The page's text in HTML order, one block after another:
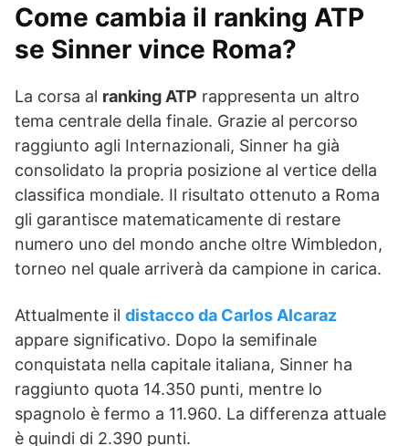
Come cambia il ranking ATP
se Sinner vince Roma?
La corsa al ranking ATP rappresenta un altro
tema centrale della finale. Grazie al percorso
raggiunto agli Internazionali, Sinner ha già
consolidato la propria posizione al vertice della
classifica mondiale. Il risultato ottenuto a Roma
gli garantisce matematicamente di restare
numero uno del mondo anche oltre Wimbledon,
torneo nel quale arriverà da campione in carica.
Attualmente il distacco da Carlos Alcaraz
appare significativo. Dopo la semifinale
conquistata nella capitale italiana, Sinner ha
raggiunto quota 14.350 punti, mentre lo
spagnolo è fermo a 11.960. La differenza attuale
è quindi di 2.390 punti.